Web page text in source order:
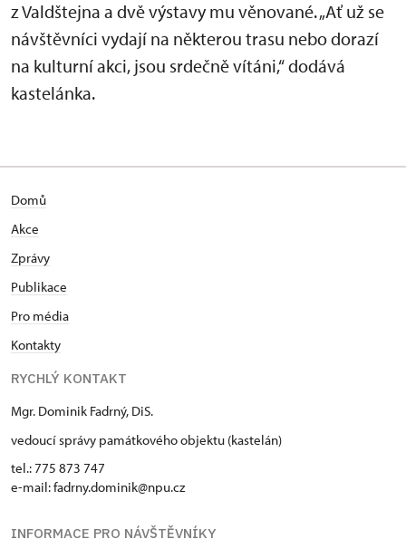
z Valdštejna a dvě výstavy mu věnované. „Ať už se
návštěvníci vydají na některou trasu nebo dorazí
na kulturní akci, jsou srdečně vítáni,“ dodává
kastelánka.
Domů
Akce
Zprávy
Publikace
Pro média
Kontakty
RYCHLÝ KONTAKT
Mgr. Dominik Fadrný, DiS.
vedoucí správy památkového objektu (kastelán)
tel.: 775 873 747
e-mail: fadrny.dominik@npu.cz
INFORMACE PRO NÁVŠTĚVNÍKY